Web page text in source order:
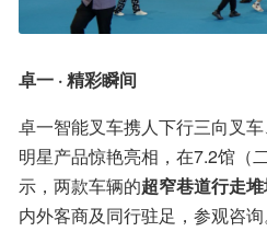
卓一 · 精彩瞬间
卓一智能叉车携人下行三向叉
明星产品惊艳亮相，在7.2馆（
示，两款车辆的超窄巷道行走
内外客商及同行驻足，参观咨询